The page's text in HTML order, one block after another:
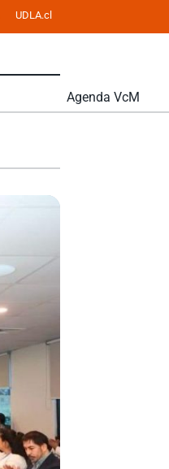
UDLA.cl
Agenda VcM